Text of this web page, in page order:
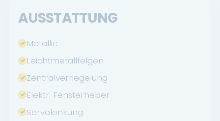
AUSSTATTUNG
Metallic
Leichtmetallfelgen
Zentralverriegelung
Elektr. Fensterheber
Servolenkung